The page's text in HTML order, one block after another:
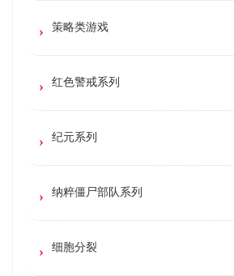
策略类游戏
红色警戒系列
纪元系列
纳粹僵尸部队系列
细胞分裂